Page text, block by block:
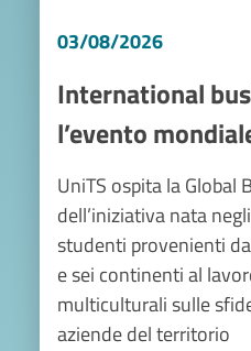
03/08/2026
International
l’evento
UniTS ospita la Global
dell’iniziativa nata
studenti provenienti
e sei continenti al
multiculturali sulle
aziende del territorio